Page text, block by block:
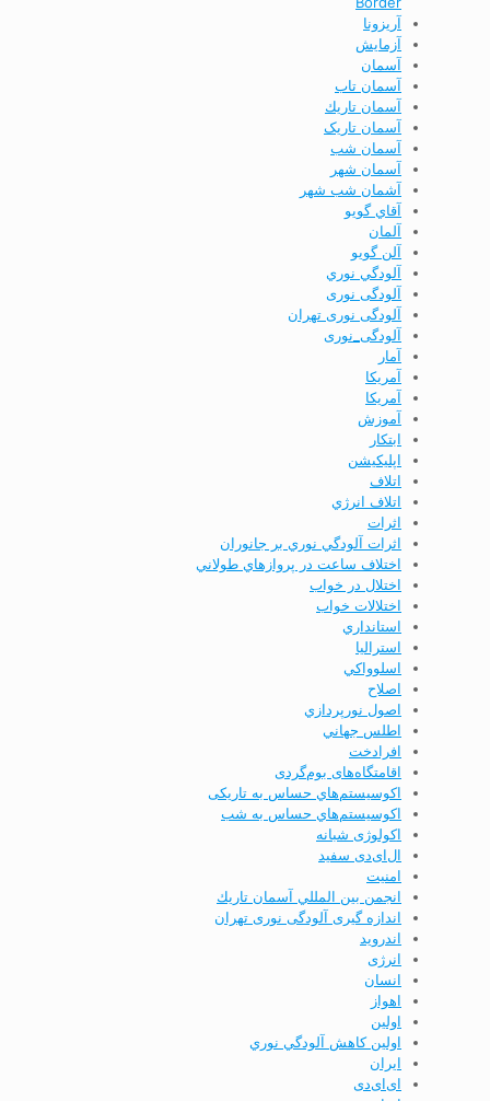
آریزونا
آزمایش
آسمان
آسمان تاب
آسمان تاريك
آسمان تاریک
آسمان شب
آسمان شهر
آشمان شب شهر
آقاي گويو
آلمان
آلن گويو
آلودگي نوري
آلودگی نوری
آلودگی نوری تهران
آلودگی_نوری
آمار
آمريكا
آمریکا
آموزش
ابتكار
اپليكيشن
اتلاف
اتلاف انرژي
اثرات
اثرات آلودگي نوري بر جانوران
اختلاف ساعت در پروازهاي طولاني
اختلال در خواب
اختلالات خواب
استانداري
استرالیا
اسلوواكي
اصلاح
اصول نورپردازي
اطلس جهاني
افرادخت
اقامتگاه‌های بوم‌گردی
اکوسیستم‌هاي حساس به تاریکی
اکوسیستم‌هاي حساس به شب
اکولوژی شبانه
ال‌ای‌دی سفید
امنيت
انجمن بين المللي آسمان تاريك
اندازه گیری آلودگی نوری تهران
اندرويد
انرژی
انسان
اهواز
اولين
اولين كاهش آلودگي نوري
ايران
ای‌ای‌دی